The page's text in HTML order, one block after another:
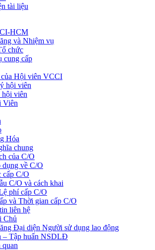
tài liệu
HCM
và Nhiệm vụ
chức
cung cấp
Hội viên VCCI
hội viên
viên
Viên
Hóa
chung
của C/O
dụng về C/O
cấp C/O
C/O và cách khai
phí cấp C/O
và Thời gian cấp C/O
liên hệ
Chủ
Đại diện Người sử dụng lao động
– Tập huấn NSDLĐ